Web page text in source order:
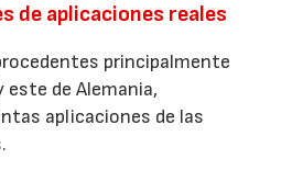
de aplicaciones reales
principalmente
de Alemania,
aplicaciones de las